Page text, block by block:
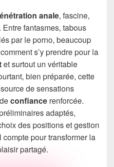
anale, fascine,
fantasmes, tabous
par le porno, beaucoup
s’y prendre pour la
et surtout un véritable
bien préparée, cette
de sensations
confiance renforcée.
adaptés,
des positions et gestion
compte pour transformer la
partagé.